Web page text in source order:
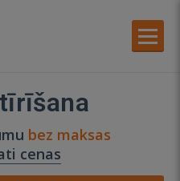
bez maksas
cenas